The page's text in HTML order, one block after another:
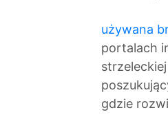
używana
portalach
gdzie